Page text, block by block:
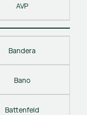
AVP
Bandera
Bano
Battenfeld